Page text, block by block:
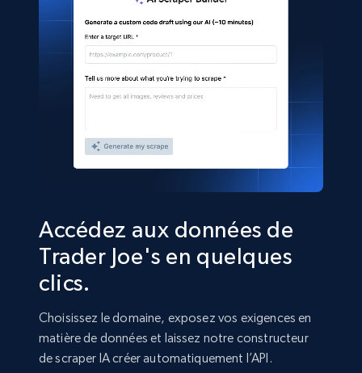
Accédez aux données de
Trader Joe's en quelques
clics.
Choisissez le domaine, exposez vos exigences en
matière de données et laissez notre constructeur
de scraper IA créer automatiquement l’API.